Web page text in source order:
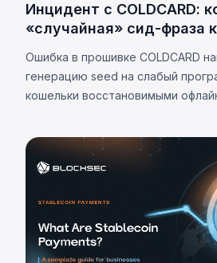
Инцидент с COLDCARD:
«случайная» сид-фраза
Ошибка в прошивке COLDCARD
генерацию seed на слабый
кошельки восстановимыми
оценки до 2 055 BTC.